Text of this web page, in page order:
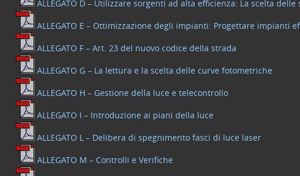
ALLEGATO D – Utilizzare sorgenti ad alta efficienza: La scelta
ALLEGATO E – Ottimizzazione degli impianti: Progettare impianti
ALLEGATO F – Art. 23 del nuovo codice della strada
ALLEGATO G – La lettura e la scelta delle curve fotometriche
ALLEGATO H – Gestione della luce e telecontrollo
ALLEGATO I – Introduzione ai piani della luce
ALLEGATO L – Delibera di spegnimento fasci di luce laser
ALLEGATO M – Controlli e Verifiche